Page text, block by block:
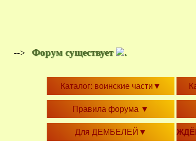
--> Форум существует .
Каталог: воинские части ▼
Правила форума ▼
Для ДЕМБЕЛЕЙ ▼